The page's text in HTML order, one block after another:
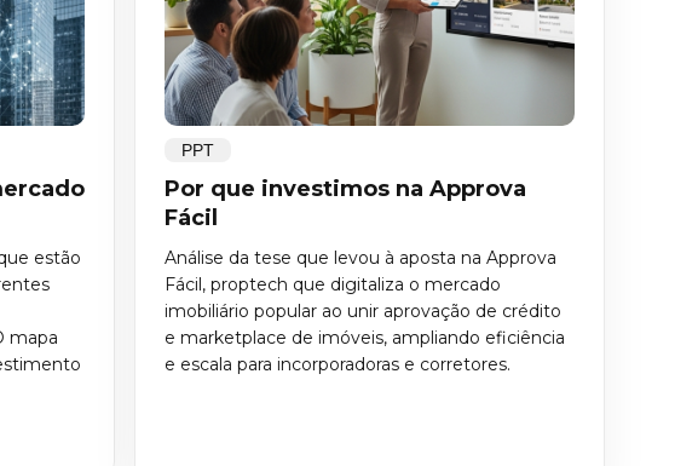
estão
mapa
PPT
Por que investimos na Approva
Fácil
Análise da tese que levou à aposta na Approva
Fácil, proptech que digitaliza o mercado
imobiliário popular ao unir aprovação de crédito
e marketplace de imóveis, ampliando eficiência
e escala para incorporadoras e corretores.